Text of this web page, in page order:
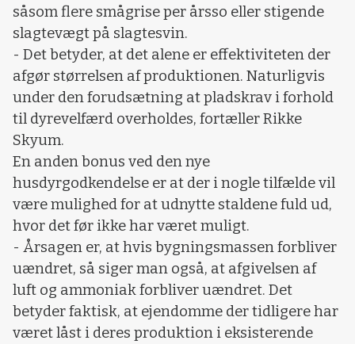
såsom flere smågrise per årsso eller stigende
slagtevægt på slagtesvin.
- Det betyder, at det alene er effektiviteten der
afgør størrelsen af produktionen. Naturligvis
under den forudsætning at pladskrav i forhold
til dyrevelfærd overholdes, fortæller Rikke
Skyum.
En anden bonus ved den nye
husdyrgodkendelse er at der i nogle tilfælde vil
være mulighed for at udnytte staldene fuld ud,
hvor det før ikke har været muligt.
- Årsagen er, at hvis bygningsmassen forbliver
uændret, så siger man også, at afgivelsen af
luft og ammoniak forbliver uændret. Det
betyder faktisk, at ejendomme der tidligere har
været låst i deres produktion i eksisterende